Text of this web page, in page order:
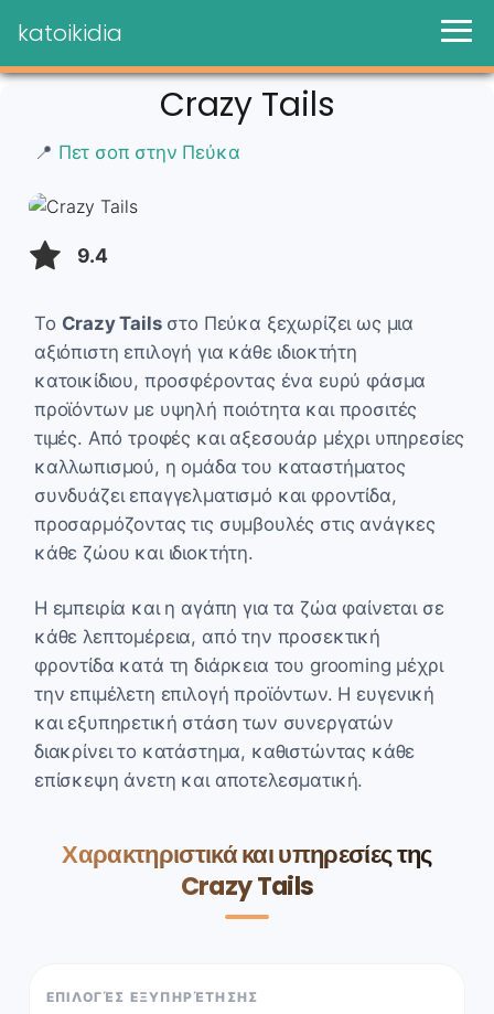
katoikidia
Crazy Tails
📍 Πετ σοπ στην Πεύκα
9.4
Το Crazy Tailsστο Πεύκα ξεχωρίζει ως μια
αξιόπιστη επιλογή για κάθε ιδιοκτήτη
κατοικίδιου, προσφέροντας ένα ευρύ φάσμα
προϊόντων με υψηλή ποιότητα και προσιτές
τιμές. Από τροφές και αξεσουάρ μέχρι υπηρεσίες
καλλωπισμού, η ομάδα του καταστήματος
συνδυάζει επαγγελματισμό και φροντίδα,
προσαρμόζοντας τις συμβουλές στις ανάγκες
κάθε ζώου και ιδιοκτήτη.
Η εμπειρία και η αγάπη για τα ζώα φαίνεται σε
κάθε λεπτομέρεια, από την προσεκτική
φροντίδα κατά τη διάρκεια του grooming μέχρι
την επιμέλετη επιλογή προϊόντων. Η ευγενική
και εξυπηρετική στάση των συνεργατών
διακρίνει το κατάστημα, καθιστώντας κάθε
επίσκεψη άνετη και αποτελεσματική.
Χαρακτηριστικά και υπηρεσίες της
Crazy Tails
ΕΠΙΛΟΓΈΣ ΕΞΥΠΗΡΈΤΗΣΗΣ